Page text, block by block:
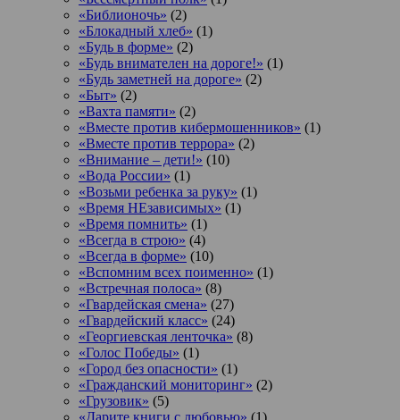
«Библионочь» (2)
«Блокадный хлеб» (1)
«Будь в форме» (2)
«Будь внимателен на дороге!» (1)
«Будь заметней на дороге» (2)
«Быт» (2)
«Вахта памяти» (2)
«Вместе против кибермошенников» (1)
«Вместе против террора» (2)
«Внимание – дети!» (10)
«Вода России» (1)
«Возьми ребенка за руку» (1)
«Время НЕзависимых» (1)
«Время помнить» (1)
«Всегда в строю» (4)
«Всегда в форме» (10)
«Вспомним всех поименно» (1)
«Встречная полоса» (8)
«Гвардейская смена» (27)
«Гвардейский класс» (24)
«Георгиевская ленточка» (8)
«Голос Победы» (1)
«Город без опасности» (1)
«Гражданский мониторинг» (2)
«Грузовик» (5)
«Дарите книги с любовью» (1)